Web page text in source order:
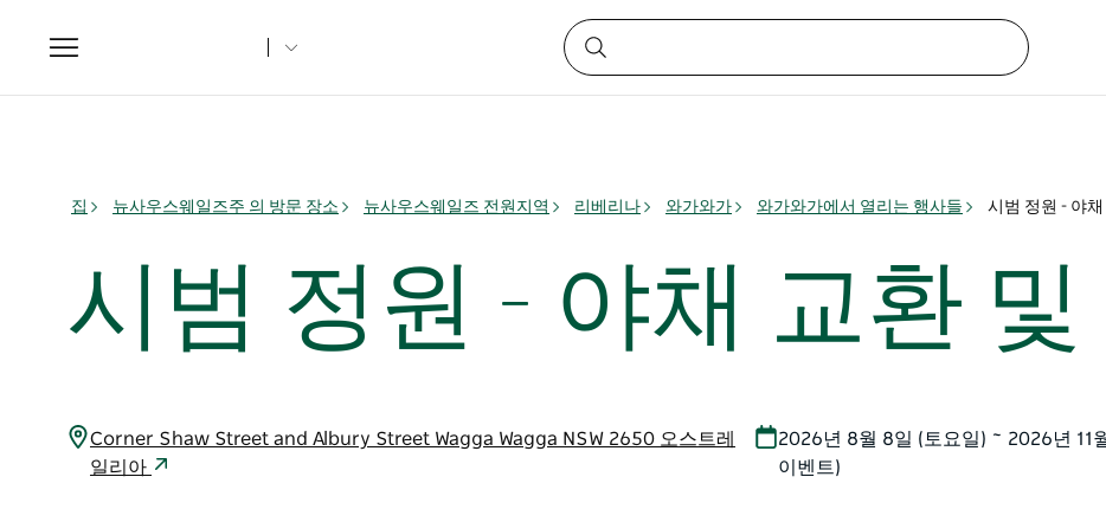
Toggle
navigation
집 뉴사우스웨일즈주 의 방문 장소 뉴사우스웨일즈 전원지역 리베리나 와가와가 와가와가에서 열리는 행사들 시범 정원 - 야채
시범 정원 - 야채 교환 및
Corner Shaw Street and Albury Street Wagga Wagga NSW 2650 오스트레
일리아
2026년 8월 8일 (토요일) ~ 2026년 11
이벤트)